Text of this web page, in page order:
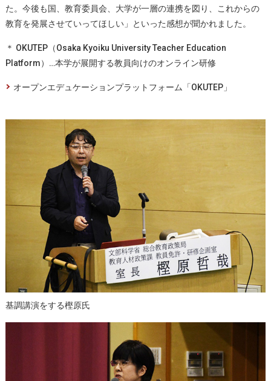
た。今後も国、教育委員会、大学が一層の連携を図り、これからの
教育を発展させていってほしい」といった感想が聞かれました。
＊ OKUTEP（Osaka Kyoiku University Teacher Education
Platform）…本学が展開する教員向けのオンライン研修
オープンエデュケーションプラットフォーム「OKUTEP」
基調講演をする樫原氏